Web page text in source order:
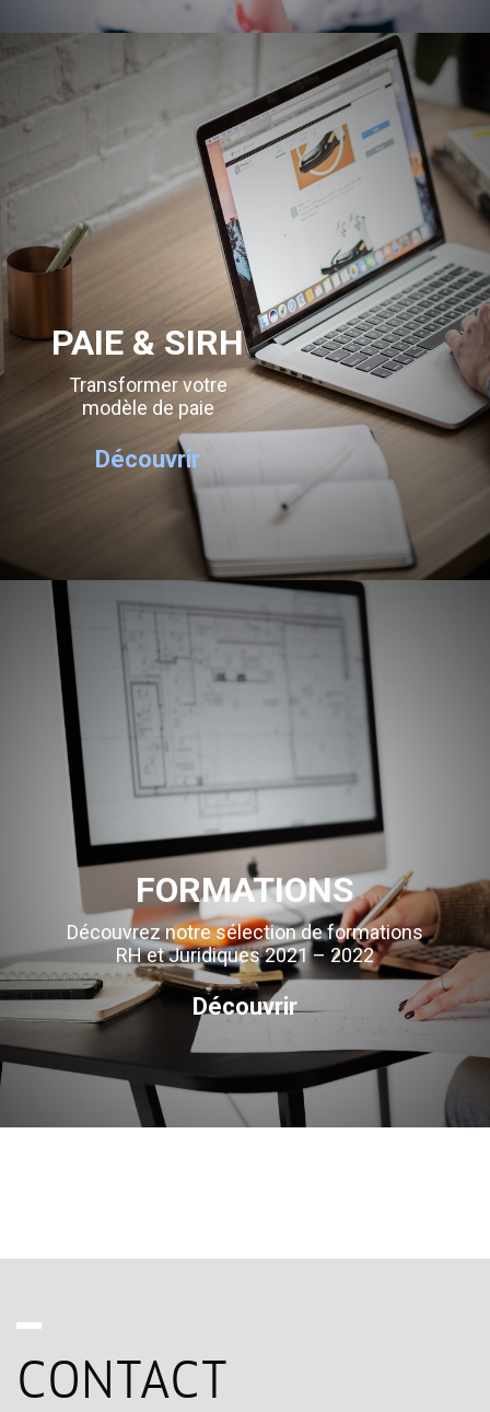
PAIE & SIRH
Transformer votre
modèle de paie
Découvrir
FORMATIONS
Découvrez notre sélection de formations
RH et Juridiques 2021 – 2022
Découvrir
CONTACT